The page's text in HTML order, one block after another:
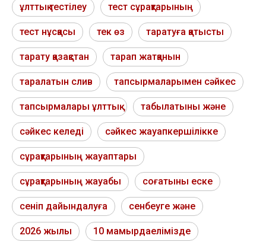
ұлттық тестілеу тест сұрақтарының
тест нұсқасы тек өз таратуға қатысты
тарату қазақстан тарап жатқанын
таралатын слив тапсырмаларымен сәйкес
тапсырмалары ұлттық табылатыны және
сәйкес келеді сәйкес жауапкершілікке
сұрақтарының жауаптары
сұрақтарының жауабы соғатыны еске
сеніп дайындалуға сенбеуге және
2026 жылы 10 мамырдаелімізде